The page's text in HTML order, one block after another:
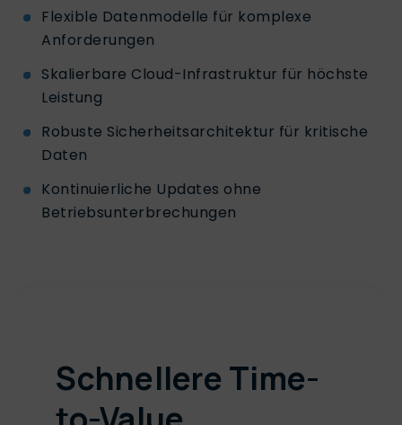
Flexible Datenmodelle für komplexe
Anforderungen
Skalierbare Cloud-Infrastruktur für höchste
Leistung
Robuste Sicherheitsarchitektur für kritische
Daten
Kontinuierliche Updates ohne
Betriebsunterbrechungen
Schnellere Time-